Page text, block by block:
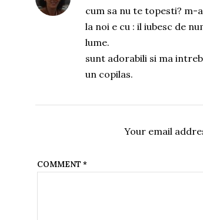
cum sa nu te topesti? m-
la noi e cu : il iubesc de
lume.
sunt adorabili si ma
un copilas.
Your email
COMMENT *